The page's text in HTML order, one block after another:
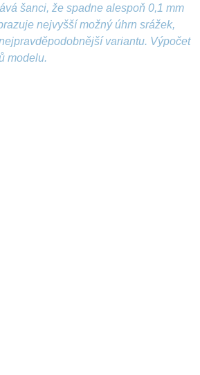
šanci, že spadne alespoň 0,1 mm
nejvyšší možný úhrn srážek,
variantu. Výpočet
modelu.